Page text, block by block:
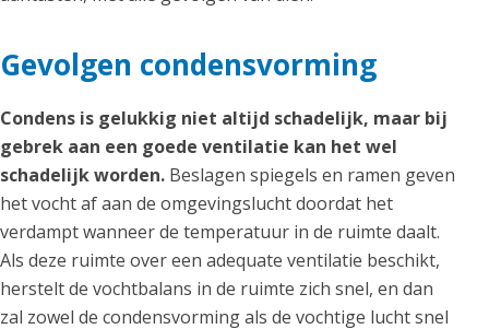
Gevolgen condensvorming
Condens is gelukkig niet altijd schadelijk, maar bij
gebrek aan een goede ventilatie kan het wel
schadelijk worden. Beslagen spiegels en ramen geven
het vocht af aan de omgevingslucht doordat het
verdampt wanneer de temperatuur in de ruimte daalt.
Als deze ruimte over een adequate ventilatie beschikt,
herstelt de vochtbalans in de ruimte zich snel, en dan
zal zowel de condensvorming als de vochtige lucht snel